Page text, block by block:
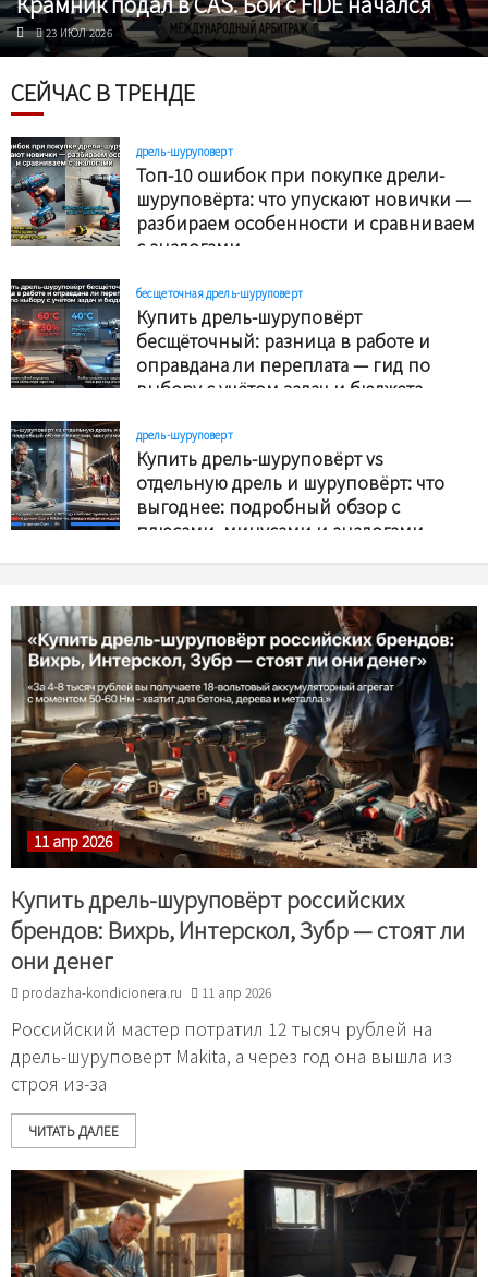
23 ИЮЛ 2026
СЕЙЧАС В ТРЕНДЕ
дрель-шуруповерт
Топ-10 ошибок при покупке дрели-
шуруповёрта: что упускают новички —
разбираем особенности и сравниваем
с аналогами
бесщеточная дрель-шуруповерт
Купить дрель-шуруповёрт
бесщёточный: разница в работе и
оправдана ли переплата — гид по
выбору с учётом задач и бюджета
дрель-шуруповерт
Купить дрель-шуруповёрт vs
отдельную дрель и шуруповёрт: что
выгоднее: подробный обзор с
плюсами, минусами и аналогами
11 апр 2026
Купить дрель-шуруповёрт российских
брендов: Вихрь, Интерскол, Зубр — стоят ли
они денег
prodazha-kondicionera.ru 11 апр 2026
Российский мастер потратил 12 тысяч рублей на
дрель-шуруповерт Makita, а через год она вышла из
строя из-за
ЧИТАТЬ ДАЛЕЕ